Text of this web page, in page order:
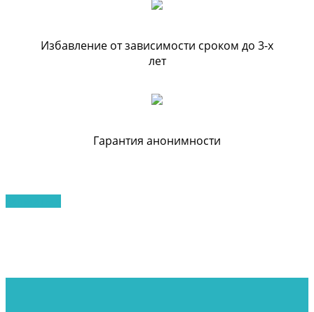
Избавление от зависимости сроком до 3-х
лет
Гарантия анонимности